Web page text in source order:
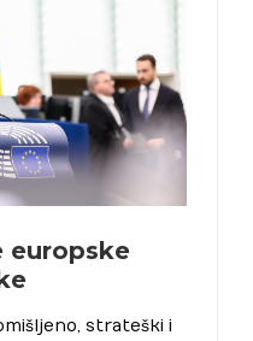
europske
strateški i